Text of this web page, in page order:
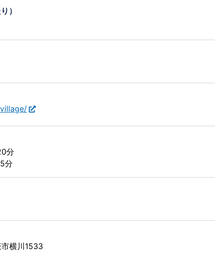
）
分
分
横川1533